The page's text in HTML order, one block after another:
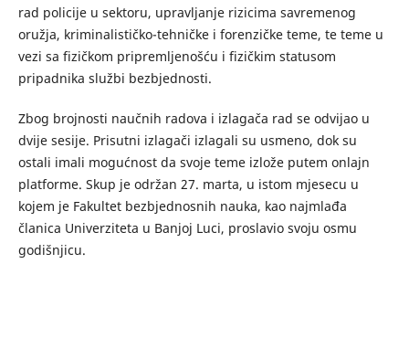
rad policije u sektoru, upravljanje rizicima savremenog
oružja, kriminalističko-tehničke i forenzičke teme, te teme u
vezi sa fizičkom pripremljenošću i fizičkim statusom
pripadnika službi bezbjednosti.
Zbog brojnosti naučnih radova i izlagača rad se odvijao u
dvije sesije. Prisutni izlagači izlagali su usmeno, dok su
ostali imali mogućnost da svoje teme izlože putem onlajn
platforme. Skup je održan 27. marta, u istom mjesecu u
kojem je Fakultet bezbjednosnih nauka, kao najmlađa
članica Univerziteta u Banjoj Luci, proslavio svoju osmu
godišnjicu.